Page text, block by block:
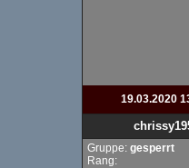
19.03.2020
Gruppe: gesperrt
Rang: